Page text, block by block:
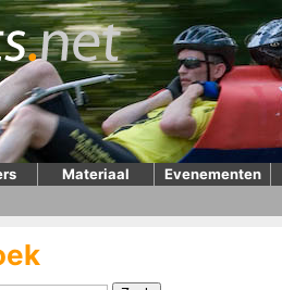
Materiaal Evenementen